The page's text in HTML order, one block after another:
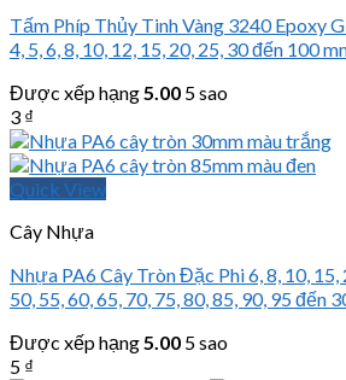
Tấm Phíp Thủy Tinh Vàng 3240 Epoxy
4, 5, 6, 8, 10, 12, 15, 20, 25, 30 đến 100
Được xếp hạng5.00 5 sao
3 ₫
Quick View
Cây Nhựa
Nhựa PA6 Cây Tròn Đặc Phi 6, 8, 10, 15,
50, 55, 60, 65, 70, 75, 80, 85, 90, 95 đến
Được xếp hạng5.00 5 sao
5 ₫